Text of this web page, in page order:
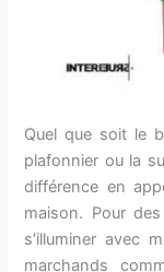
Quel que soit le
plafonnier ou la
différence en
maison. Pour
s’illuminer avec
marchands